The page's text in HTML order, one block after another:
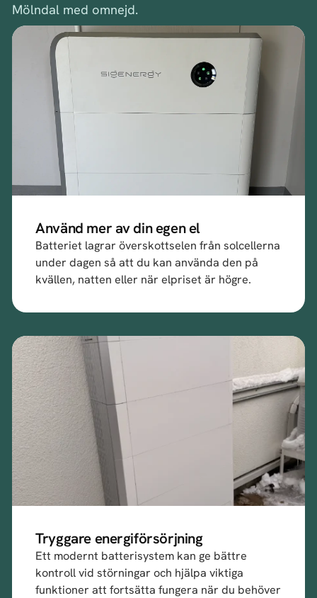
Mölndal med omnejd.
Använd mer av din egen el
Batteriet lagrar överskottselen från solcellerna
under dagen så att du kan använda den på
kvällen, natten eller när elpriset är högre.
Tryggare energiförsörjning
Ett modernt batterisystem kan ge bättre
kontroll vid störningar och hjälpa viktiga
funktioner att fortsätta fungera när du behöver